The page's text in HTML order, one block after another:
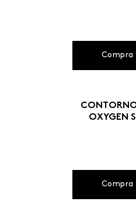
Compra
OXYGEN
Compra